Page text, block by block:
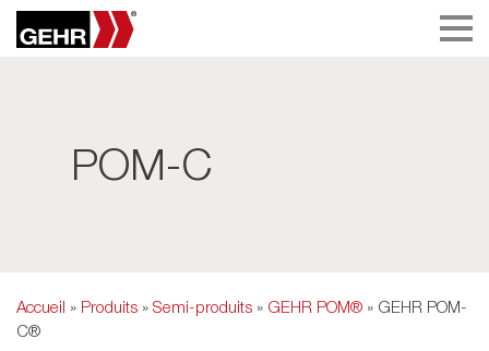
POM-C
Accueil » Produits » Semi-produits » GEHR POM® » GEHR POM-
C®